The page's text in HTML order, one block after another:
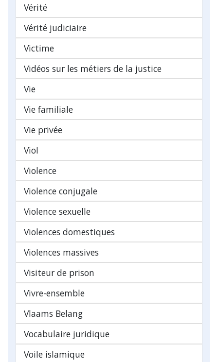
Vérité
Vérité judiciaire
Victime
Vidéos sur les métiers de la justice
Vie
Vie familiale
Vie privée
Viol
Violence
Violence conjugale
Violence sexuelle
Violences domestiques
Violences massives
Visiteur de prison
Vivre-ensemble
Vlaams Belang
Vocabulaire juridique
Voile islamique